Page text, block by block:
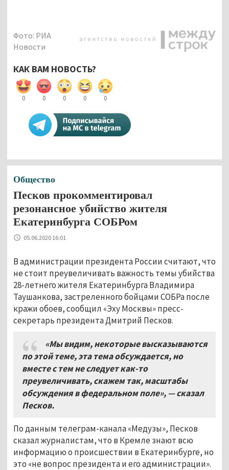
Фото: РИА
Новости
КАК ВАМ НОВОСТЬ?
0 0 0 0 0
Общество
Песков прокомментировал
резонансное убийство жителя
Екатеринбурга СОБРом
05.06.2020 16:01
В администрации президента России считают, что
не стоит преувеличивать важность темы убийства
28-летнего жителя Екатеринбурга Владимира
Таушанкова, застреленного бойцами СОБРа после
кражи обоев, сообщил «Эху Москвы» пресс-
секретарь президента Дмитрий Песков.
«Мы видим,некоторые высказываются
по этой теме,эта тема обсуждается,но
вместе с тем не следует как-то
преувеличивать,скажем так,масштабы
обсуждения в федеральном поле», — сказал
Песков.
По данным телеграм-канала «Медузы», Песков
сказал журналистам, что в Кремле знают всю
информацию о происшествии в Екатеринбурге, но
это «не вопрос президента и его администрации».